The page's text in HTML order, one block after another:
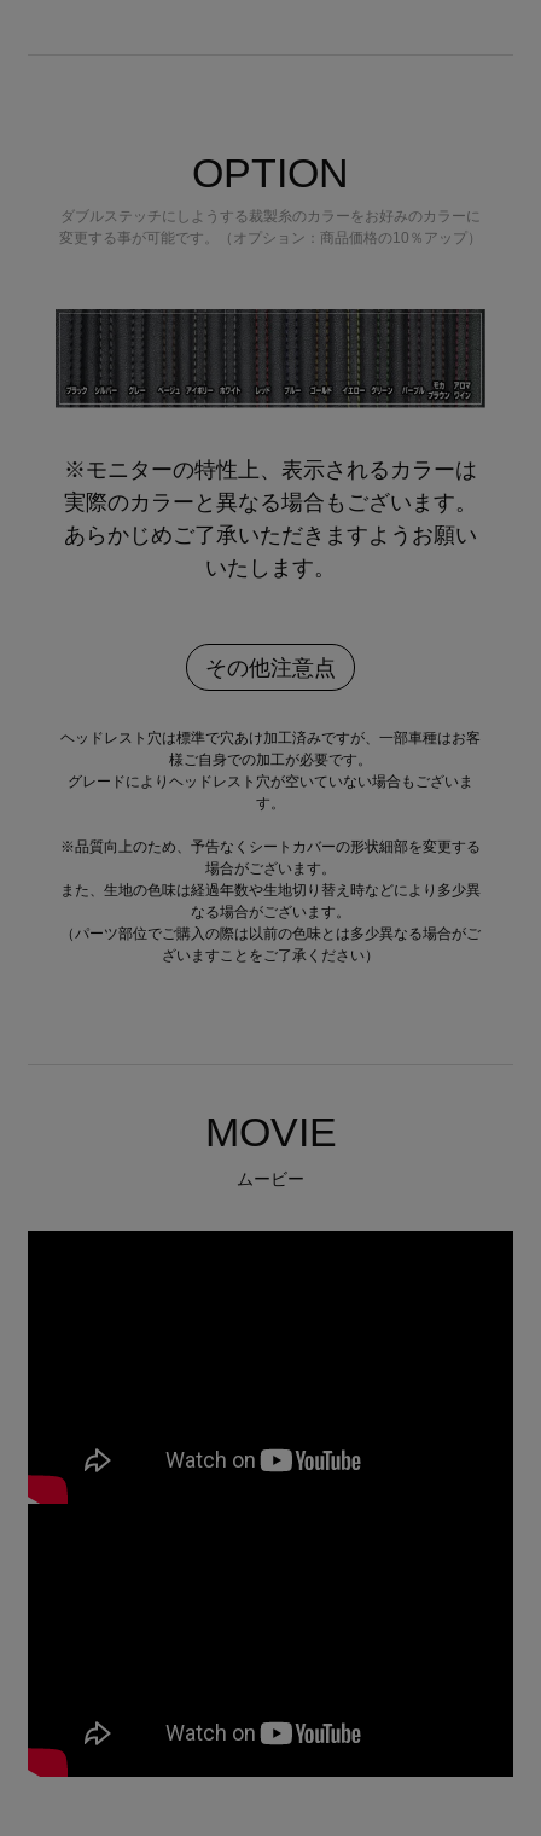
OPTION
ダブルステッチにしようする裁製糸のカラーをお好みのカラーに
変更する事が可能です。（オプション：商品価格の10％アップ）
※モニターの特性上、表示されるカラーは
実際のカラーと異なる場合もございます。
あらかじめご了承いただきますようお願い
いたします。
その他注意点
ヘッドレスト穴は標準で穴あけ加工済みですが、一部車種はお客
様ご自身での加工が必要です。
グレードによりヘッドレスト穴が空いていない場合もございま
す。
※品質向上のため、予告なくシートカバーの形状細部を変更する
場合がございます。
また、生地の色味は経過年数や生地切り替え時などにより多少異
なる場合がございます。
（パーツ部位でご購入の際は以前の色味とは多少異なる場合がご
ざいますことをご了承ください）
MOVIE
ムービー